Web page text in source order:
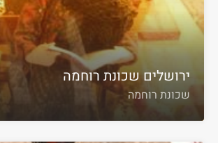
ירושלים שכונת רוחמה
שכונת רוחמה